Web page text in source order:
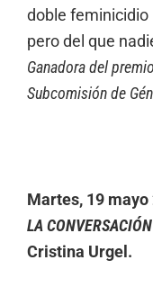
doble feminicidio
pero del que
Ganadora del
Subcomisión de
Martes, 19 mayo
LA
Cristina Urgel.